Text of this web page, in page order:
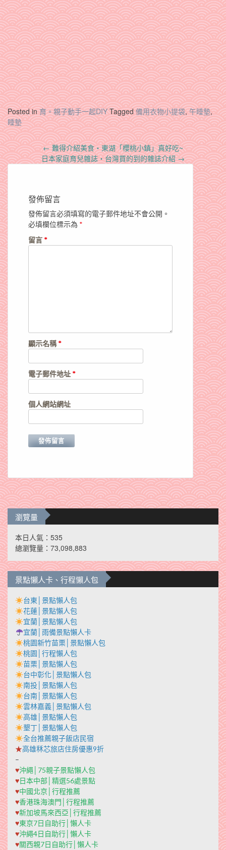
Posted in育。親子動手一起DIYTagged備用衣物小提袋,午睡墊,
睡墊
Post
navigation
←難得介紹美食‧東湖「櫻桃小鎮」真好吃~
日本家庭育兒雜誌‧台灣買的到的雜誌介紹→
發佈留言
發佈留言必須填寫的電子郵件地址不會公開。
必填欄位標示為 *
留言 *
顯示名稱*
電子郵件地址 *
個人網站網址
瀏覽量
本日人氣：535
總瀏覽量：73,098,883
景點懶人卡、行程懶人包
台東│景點懶人包
花蓮│景點懶人包
宜蘭│景點懶人包
宜蘭│雨備景點懶人卡
桃園新竹苗栗│景點懶人包
桃園│行程懶人包
苗栗│景點懶人包
台中彰化│景點懶人包
南投│景點懶人包
台南│景點懶人包
雲林嘉義│景點懶人包
高雄│景點懶人包
墾丁│景點懶人包
全台推薦親子飯店民宿
★高雄秝芯旅店住房優惠9折
–
♥沖繩│75親子景點懶人包
♥日本中部│精選56處景點
♥中國北京│行程推薦
♥香港珠海澳門│行程推薦
♥新加坡馬來西亞│行程推薦
♥東京7日自助行│懶人卡
♥沖繩4日自助行│懶人卡
♥關西親7日自助行│懶人卡